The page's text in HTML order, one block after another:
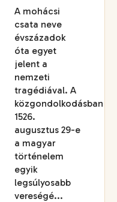
A mohácsi
csata neve
évszázadok
óta egyet
jelent a
nemzeti
tragédiával. A
közgondolkodásban
1526.
augusztus 29-e
a magyar
történelem
egyik
legsúlyosabb
vereségé...